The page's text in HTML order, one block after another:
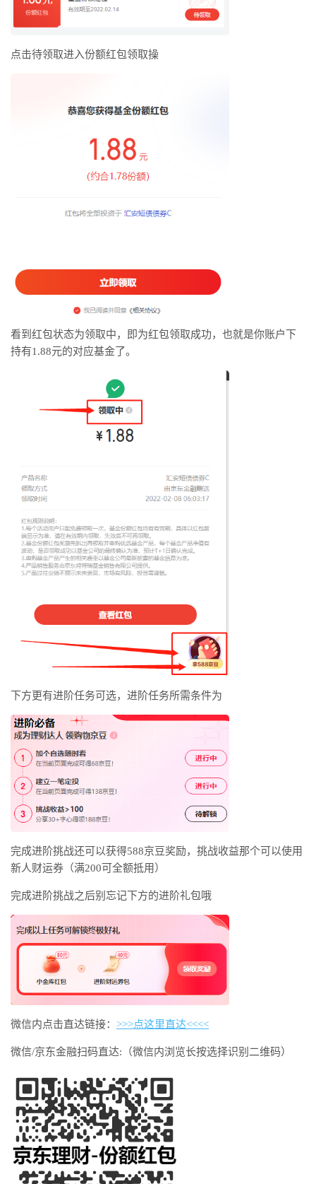
点击待领取进入份额红包领取操
看到红包状态为领取中，即为红包领取成功，也就是你账户下
持有1.88元的对应基金了。
下方更有进阶任务可选，进阶任务所需条件为
完成进阶挑战还可以获得588京豆奖励，挑战收益那个可以使用
新人财运券（满200可全额抵用）
完成进阶挑战之后别忘记下方的进阶礼包哦
微信内点击直达链接： >>>点这里直达<<<<
微信/京东金融扫码直达:（微信内浏览长按选择识别二维码）